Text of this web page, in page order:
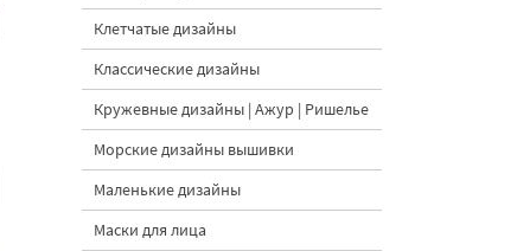
Клетчатые дизайны
Классические дизайны
Кружевные дизайны | Ажур | Ришелье
Морские дизайны вышивки
Маленькие дизайны
Маски для лица